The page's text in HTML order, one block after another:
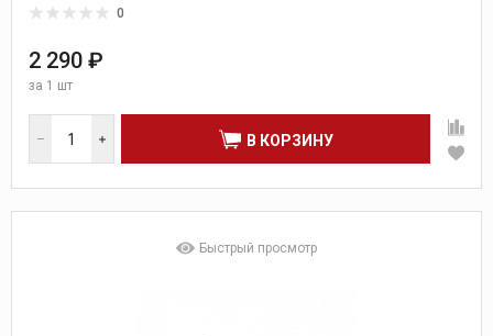
0
2 290 ₽
за 1 шт
В КОРЗИНУ
Быстрый просмотр